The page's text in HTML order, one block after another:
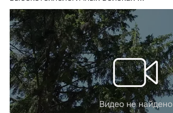
Видео не найдено